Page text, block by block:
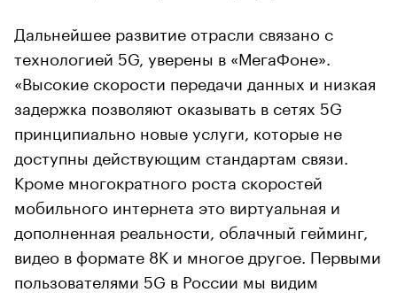
Дальнейшее развитие отрасли связано с
технологией 5G, уверены в «МегаФоне».
«Высокие скорости передачи данных и низкая
задержка позволяют оказывать в сетях 5G
принципиально новые услуги, которые не
доступны действующим стандартам связи.
Кроме многократного роста скоростей
мобильного интернета это виртуальная и
дополненная реальности, облачный гейминг,
видео в формате 8К и многое другое. Первыми
пользователями 5G в России мы видим